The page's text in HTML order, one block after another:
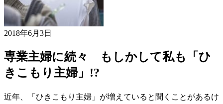
2018年6月3日
専業主婦に続々 もしかして私も「ひ
きこもり主婦」!?
近年、「ひきこもり主婦」が増えていると聞くことがあるけ